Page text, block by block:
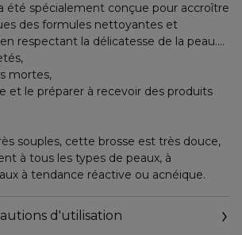
été spécialement conçue pour accroître
des formules nettoyantes et
respectant la délicatesse de la peau.
pour :
mortes,
et le préparer à recevoir des produits
souples, cette brosse est très douce,
à tous les types de peaux, à
à tendance réactive ou acnéique.
d'utilisation